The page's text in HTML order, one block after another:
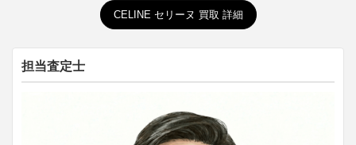
CELINE セリーヌ 買取 詳細
担当査定士